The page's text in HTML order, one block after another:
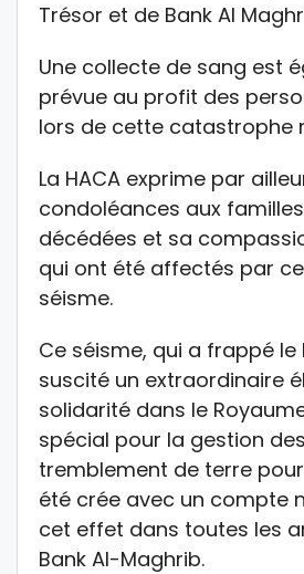
Trésor et de Bank Al
Une collecte de sang est
prévue au profit des
lors de cette catastrophe
La HACA exprime par
condoléances aux
décédées et sa
qui ont été affectés par
séisme.
Ce séisme, qui a frappé le
suscité un extraordinaire
solidarité dans le
spécial pour la gestion
tremblement de terre
été crée avec un compte
cet effet dans toutes les
Bank Al-Maghrib.